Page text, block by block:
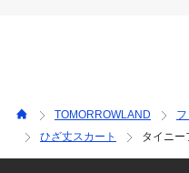
2025SS商品
TOMORROWLAND
ひざ丈スカート
タイニー